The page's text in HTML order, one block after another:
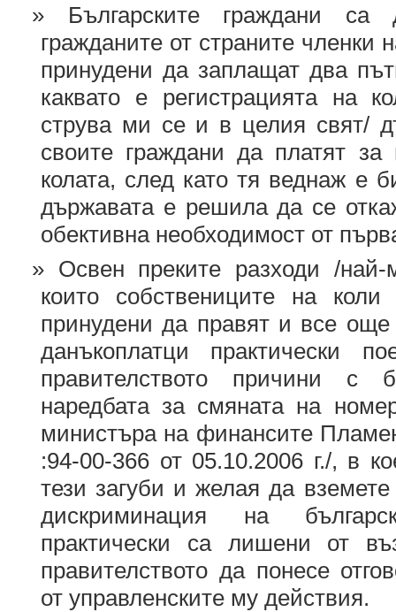
Българските граждани са
гражданите от страните
принудени да заплащат два
каквато е регистрацията на
струва ми се и в целия свят/
своите граждани да платят за
колата, след като тя веднаж е
държавата е решила да се
обективна необходимост от
Освен преките разходи /
които собствениците на
принудени да правят и все още
данъкоплатци практически
правителството причини с
наредбата за смяната на
министъра на финансите
:94-00-366 от 05.10.2006 г./, в
тези загуби и желая да
дискриминация на
практически са лишени от
правителството да понесе
от управленските му действия.